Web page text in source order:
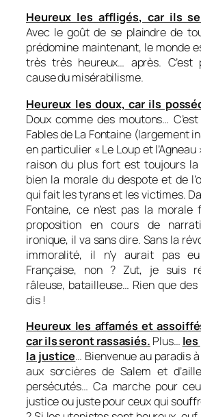
Heureux les affligés, car ils
Avec le goût de se plaindre de
prédomine maintenant, le monde
très très heureux… après.
cause du misérabilisme.
Heureux les doux, car ils
Doux comme des moutons…
Fables de La Fontaine (largement
en particulier « Le Loup et l’Agneau
raison du plus fort est toujours la
bien la morale du despote et de
qui fait les tyrans et les victimes.
Fontaine, ce n’est pas la morale
proposition en cours de
ironique, il va sans dire. Sans la
immoralité, il n’y aurait pas
Française, non ? Zut, je suis
râleuse, batailleuse… Rien que
dis !
Heureux les affamés et
car ils seront rassasiés. Plus…
la justice… Bienvenue au paradis
aux sorcières de Salem et
persécutés… Ca marche pour
justice ou juste pour ceux qui